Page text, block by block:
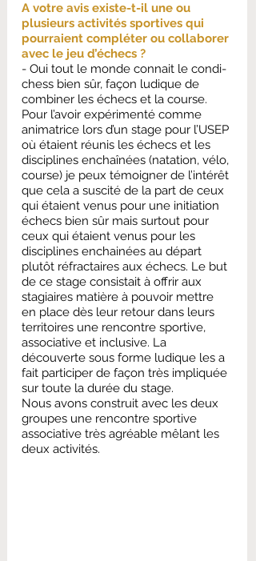
A votre avis existe-t-il une ou
plusieurs activités sportives qui
pourraient compléter ou collaborer
avec le jeu d’échecs ?
- Oui tout le monde connait le condi-
chess bien sûr, façon ludique de
combiner les échecs et la course.
Pour l’avoir expérimenté comme
animatrice lors d’un stage pour l’USEP
où étaient réunis les échecs et les
disciplines enchaînées (natation, vélo,
course) je peux témoigner de l’intérêt
que cela a suscité de la part de ceux
qui étaient venus pour une initiation
échecs bien sûr mais surtout pour
ceux qui étaient venus pour les
disciplines enchainées au départ
plutôt réfractaires aux échecs. Le but
de ce stage consistait à offrir aux
stagiaires matière à pouvoir mettre
en place dès leur retour dans leurs
territoires une rencontre sportive,
associative et inclusive. La
découverte sous forme ludique les a
fait participer de façon très impliquée
sur toute la durée du stage.
Nous avons construit avec les deux
groupes une rencontre sportive
associative très agréable mêlant les
deux activités.